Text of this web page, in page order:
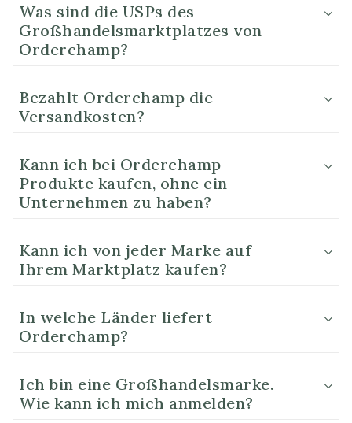
Was sind die USPs des
Großhandelsmarktplatzes von
Orderchamp?
Bezahlt Orderchamp die
Versandkosten?
Kann ich bei Orderchamp
Produkte kaufen, ohne ein
Unternehmen zu haben?
Kann ich von jeder Marke auf
Ihrem Marktplatz kaufen?
In welche Länder liefert
Orderchamp?
Ich bin eine Großhandelsmarke.
Wie kann ich mich anmelden?